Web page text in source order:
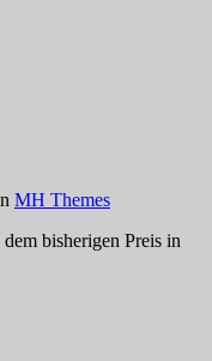
MH Themes
bisherigen Preis in